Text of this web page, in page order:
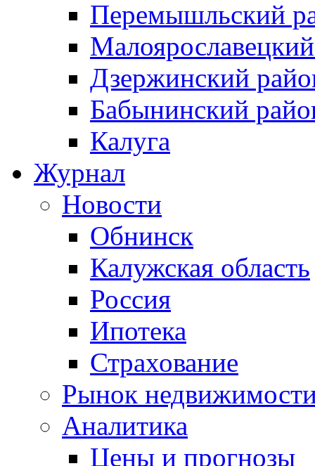
Перемышльский
Дзержинский
Бабынинский
Калуга
Журнал
Новости
Обнинск
Калужская область
Россия
Ипотека
Страхование
Рынок
Аналитика
Цены и прогнозы